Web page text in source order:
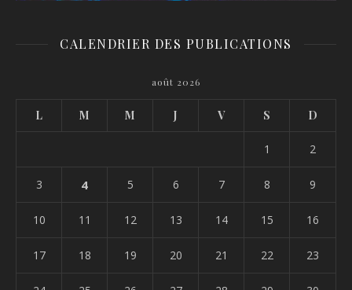
CALENDRIER DES PUBLICATIONS
août 2026
L M M J V S D
1 2
3 4 5 6 7 8 9
10 11 12 13 14 15 16
17 18 19 20 21 22 23